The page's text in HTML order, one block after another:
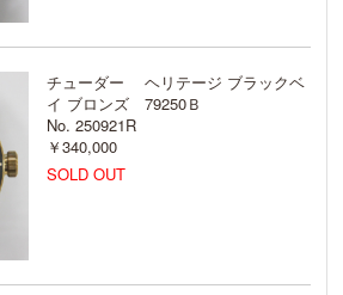
チューダー ヘリテージ ブラックベ
イ ブロンズ 79250Ｂ
No. 250921R
￥340,000
SOLD OUT